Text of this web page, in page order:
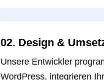
02. Design &
Unsere Entwickler
WordPress, integrieren